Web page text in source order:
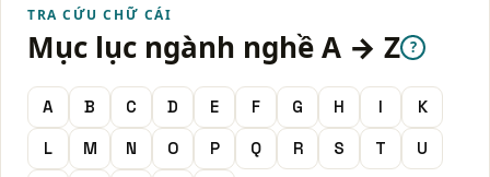
TRA CỨU CHỮ CÁI
Mục lục ngành nghề A → Z ?
A B C D E F G H I
K
L
M N O P Q R S T
U